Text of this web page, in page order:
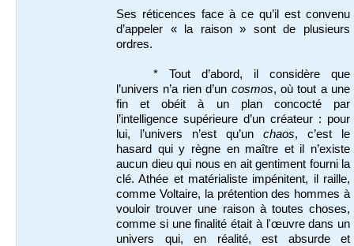
Ses réticences face à ce qu’il est convenu
d’appeler « la raison » sont de plusieurs
ordres.
* Tout d’abord, il considère que
l’univers n’a rien d’un cosmos, où tout a une
fin et obéit à un plan concocté par
l’intelligence supérieure d’un créateur : pour
lui, l’univers n’est qu’un chaos, c’est le
hasard qui y règne en maître et il n’existe
aucun dieu qui nous en ait gentiment fourni la
clé. Athée et matérialiste impénitent, il raille,
comme Voltaire, la prétention des hommes à
vouloir trouver une raison à toutes choses,
comme si une finalité était à l'œuvre dans un
univers qui, en réalité, est absurde et